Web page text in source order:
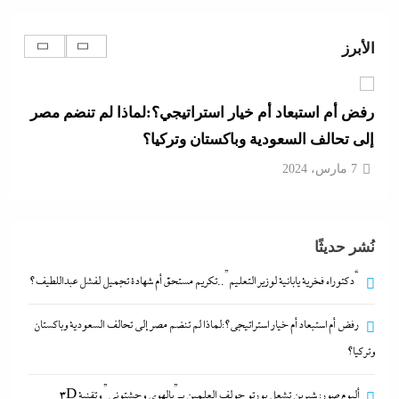
الأبرز
7 مارس، 2024
رفض أم استبعاد أم خيار استراتيجي؟:لماذا لم تنضم مصر
إلى تحالف السعودية وباكستان وتركيا؟
7 مارس، 2024
وحشتونى” وتقنية 3D Mapping لأول مرة
7 مارس، 2024
بعد واقعة عاملة محل العطور: معركة “الكارنيه” تتصاعد
بين نقابتى الصحفيين والعمال
7 مارس، 2024
نُشر حديثًا
“دكتوراه فخرية يابانية لوزير التعليم”..تكريم مستحق أم شهادة تجميل لفشل عبداللطيف؟
رفض أم استبعاد أم خيار استراتيجي؟:لماذا لم تنضم مصر إلى تحالف السعودية وباكستان
وتركيا؟